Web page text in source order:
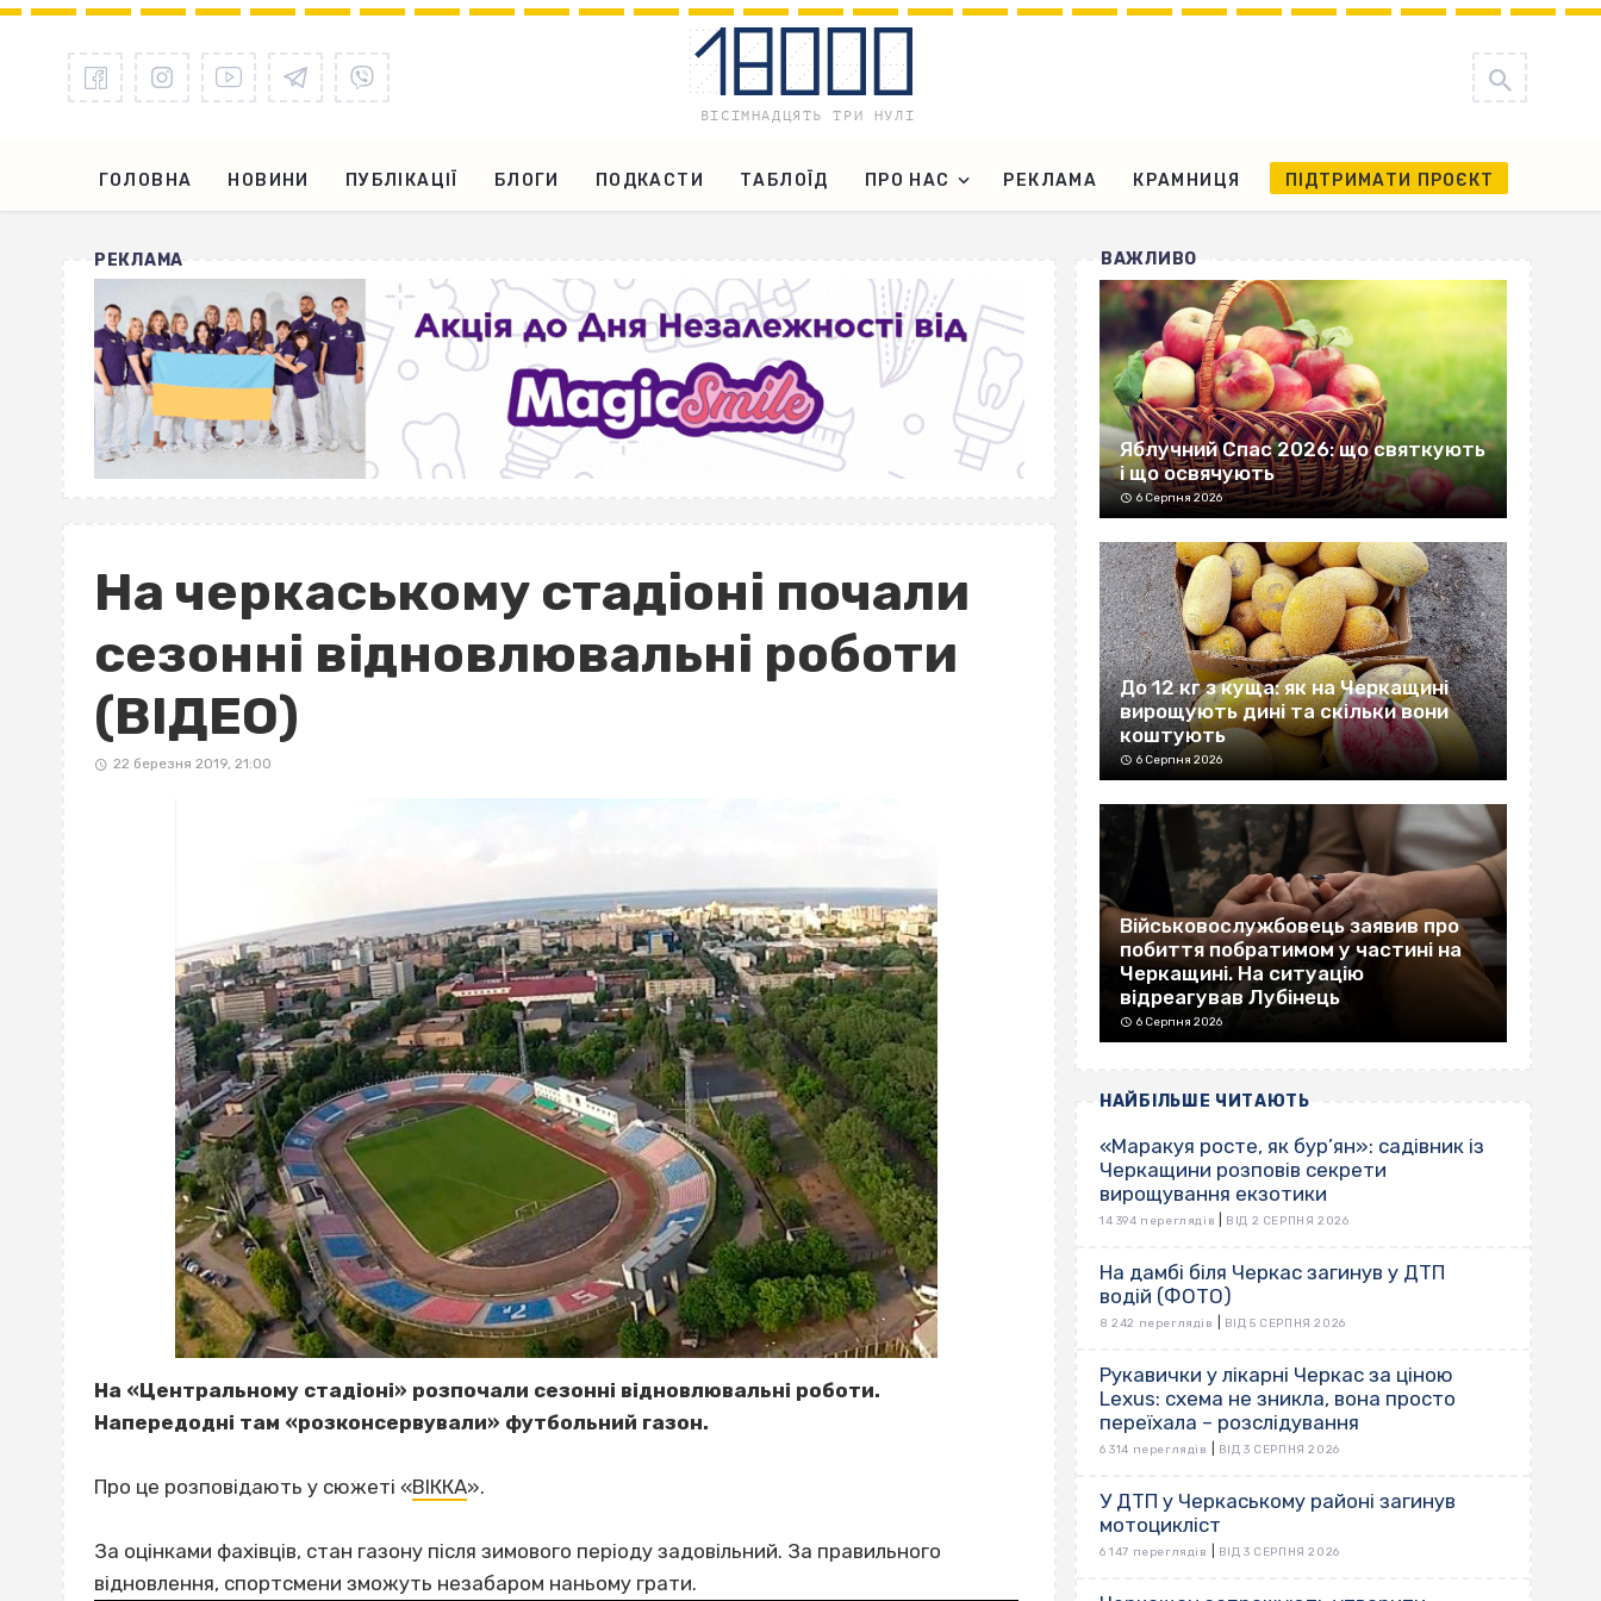
ГОЛОВНА НОВИНИ ПУБЛІКАЦІЇ БЛОГИ ПОДКАСТИ ТАБЛОЇД ПРО НАС РЕКЛАМА КРАМНИЦЯ ПІДТРИМАТИ ПРОЄКТ
РЕКЛАМА
На черкаському стадіоні почали
сезонні відновлювальні роботи
(ВІДЕО)
22 березня 2019, 21:00
На «Центральному стадіоні» розпочали сезонні відновлювальні роботи.
Напередодні там «розконсервували» футбольний газон.
Про це розповідають у сюжеті «ВІККА».
За оцінками фахівців, стан газону після зимового періоду задовільний. За правильного
відновлення, спортсмени зможуть незабаром наньому грати.
ВАЖЛИВО
Яблучний Спас 2026: що святкують
і що освячують
6 Серпня 2026
До 12 кг з куща: як на Черкащині
вирощують дині та скільки вони
коштують
6 Серпня 2026
Військовослужбовець заявив про
побиття побратимом у частині на
Черкащині. На ситуацію
відреагував Лубінець
6 Серпня 2026
НАЙБІЛЬШЕ ЧИТАЮТЬ
«Маракуя росте, як бур’ян»: садівник із
Черкащини розповів секрети
вирощування екзотики
14 394 переглядів ВІД 2 СЕРПНЯ 2026
На дамбі біля Черкас загинув у ДТП
водій (ФОТО)
8 242 переглядів ВІД 5 СЕРПНЯ 2026
Рукавички у лікарні Черкас за ціною
Lexus: схема не зникла, вона просто
переїхала – розслідування
6 314 переглядів ВІД 3 СЕРПНЯ 2026
У ДТП у Черкаському районі загинув
мотоцикліст
6 147 переглядів ВІД 3 СЕРПНЯ 2026